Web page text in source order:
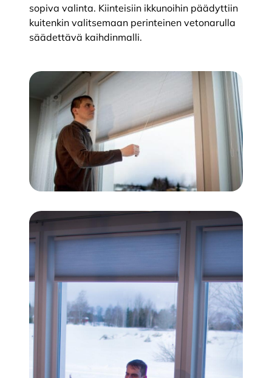
sopiva valinta. Kiinteisiin ikkunoihin päädyttiin
kuitenkin valitsemaan perinteinen vetonarulla
säädettävä kaihdinmalli.